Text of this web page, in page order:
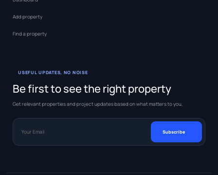
Add property
Find a property
USEFUL UPDATES, NO NOISE
Be first to see the right property
Get relevant properties and project updates based on what matters to you.
Subscribe